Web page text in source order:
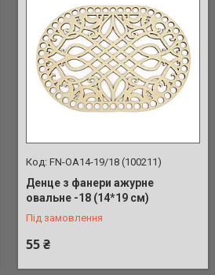
FN-OA14-19/18 (100211)
Денце з фанери ажурне
овальне -18 (14*19 см)
Під замовлення
55 ₴